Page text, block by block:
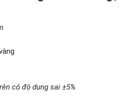
có độ dung sai ±5%